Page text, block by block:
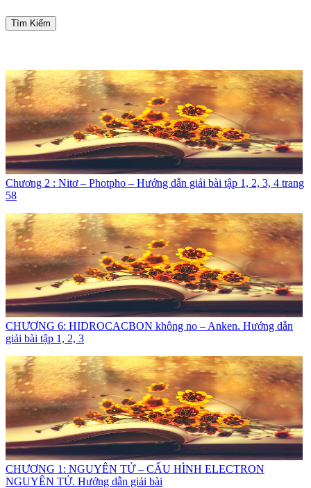
Tìm Kiếm
Chương 2 : Nitơ – Photpho – Hướng dẫn giải bài tập 1, 2, 3, 4 trang
58
CHƯƠNG 6: HIDROCACBON không no – Anken. Hướng dẫn
giải bài tập 1, 2, 3
CHƯƠNG 1: NGUYÊN TỬ – CẤU HÌNH ELECTRON
NGUYÊN TỬ. Hướng dẫn giải bài